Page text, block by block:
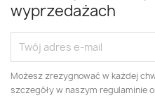
wyprzedażach
Możesz zrezygnować w każdej
szczegóły w naszym regulaminie